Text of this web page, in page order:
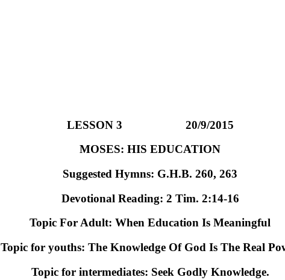
LESSON 3 20/9/2015
MOSES: HIS EDUCATION
Suggested Hymns: G.H.B. 260, 263
Devotional Reading: 2 Tim. 2:14-16
Topic For Adult: When Education Is Meaningful
Topic for youths: The Knowledge Of God Is The Real
Topic for intermediates: Seek Godly Knowledge.